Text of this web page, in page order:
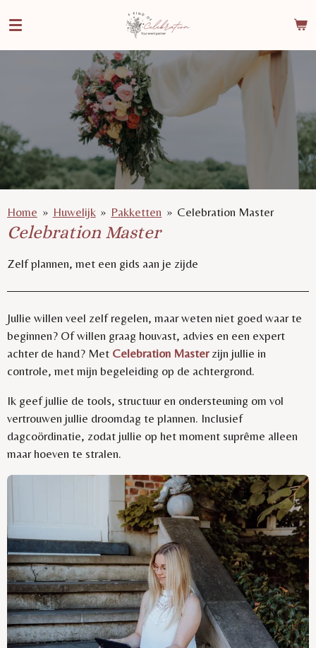
direct
naar
hoofdinhoud
Home » Huwelijk » Pakketten » Celebration Master
Celebration Master
Zelf plannen, met een gids aan je zijde
Jullie willen veel zelf regelen, maar weten niet goed waar te
beginnen? Of willen graag houvast, advies en een expert
achter de hand? Met Celebration Masterzijn jullie in
controle, met mijn begeleiding op de achtergrond.
Ik geef jullie de tools, structuur en ondersteuning om vol
vertrouwen jullie droomdag te plannen. Inclusief
dagcoördinatie, zodat jullie op het moment suprême alleen
maar hoeven te stralen.